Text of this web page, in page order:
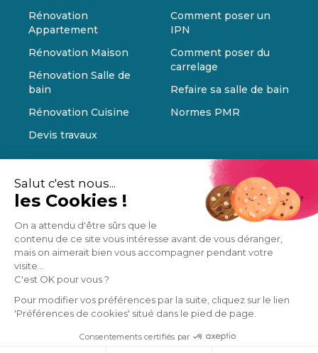
Salut c'est nous...
les Cookies !
On a attendu d'être sûrs que le
contenu de ce site vous intéresse avant de vous déranger,
mais on aimerait bien vous accompagner pendant votre
visite...
C'est OK pour vous ?
Pour modifier vos préférences par la suite, cliquez sur le lien
'Préférences de cookies' situé dans le pied de page.
Consentements certifiés par
Rénovation
Appartement
Rénovation Maison
Rénovation Salle de
bain
Rénovation Cuisine
Devis travaux
Comment poser un
IPN
Comment poser du
carrelage
Refaire sa salle de bain
Normes PMR